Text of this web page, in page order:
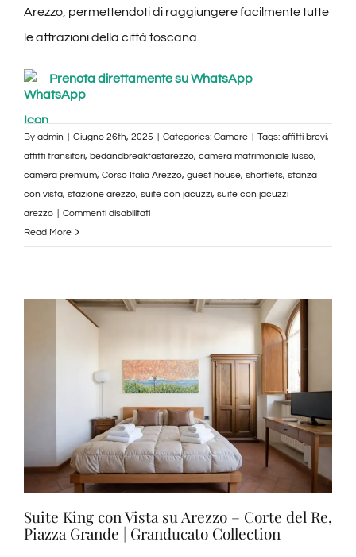
Arezzo, permettendoti di raggiungere facilmente tutte
le attrazioni della città toscana.
Prenota direttamente su WhatsApp
By admin Giugno 26th, 2025 Categories: Camere Tags: affitti brevi,
affitti transitori, bedandbreakfastarezzo, camera matrimoniale lusso,
camera premium, Corso Italia Arezzo, guest house, shortlets, stanza
con vista, stazione arezzo, suite con jacuzzi, suite con jacuzzi
arezzo
Commenti disabilitatisu
King
–
108,
Arezzo
Granducato
Collection
Read More
Suite King con Vista su Arezzo – Corte del Re,
Piazza Grande | Granducato Collection